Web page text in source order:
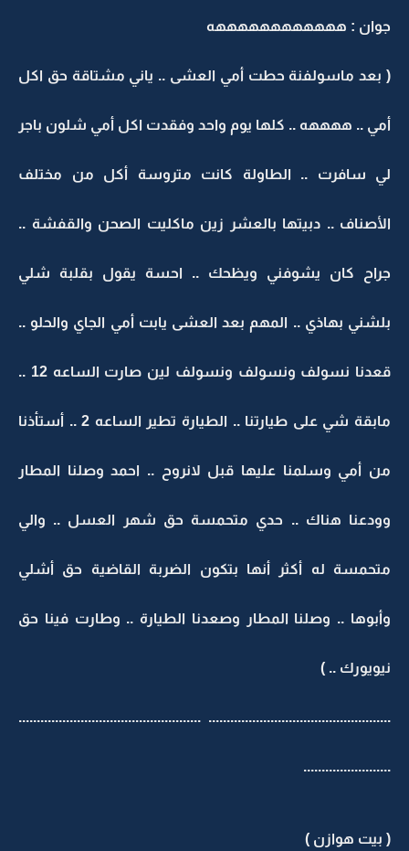
جوان : ههههههههههههه
( بعد ماسولفنة حطت أمي العشى .. ياني مشتاقة حق اكل
أمي .. ههههه .. كلها يوم واحد وفقدت اكل أمي شلون باجر
لي سافرت .. الطاولة كانت متروسة أكل من مختلف
الأصناف .. دبيتها بالعشر زين ماكليت الصحن والقفشة ..
جراح كان يشوفني ويظحك .. احسة يقول بقلبة شلي
بلشني بهاذي .. المهم بعد العشى يابت أمي الجاي والحلو ..
قعدنا نسولف ونسولف ونسولف لين صارت الساعه 12 ..
مابقة شي على طيارتنا .. الطيارة تطير الساعه 2 .. أستأذنا
من أمي وسلمنا عليها قبل لانروح .. احمد وصلنا المطار
وودعنا هناك .. حدي متحمسة حق شهر العسل .. والي
متحمسة له أكثر أنها بتكون الضربة القاضية حق أشلي
وأبوها .. وصلنا المطار وصعدنا الطيارة .. وطارت فينا حق
نيويورك .. )
.................................................. ..................................................
........................
( بيت هوازن )